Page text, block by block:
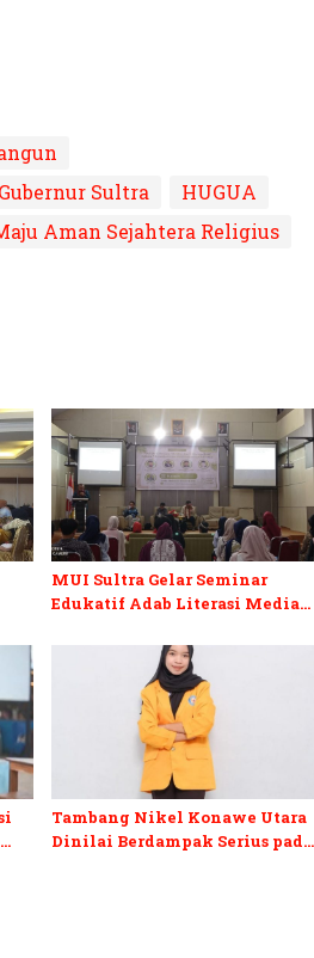
Gubernur Sultra
HUGUA
Aman Sejahtera Religius
MUI Sultra Gelar Seminar
Edukatif Adab Literasi Media
Tambang Nikel Konawe Utara
Dinilai Berdampak Serius pada